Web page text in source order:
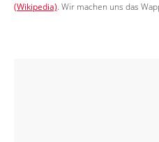
(Wikipedia). Wir machen uns das